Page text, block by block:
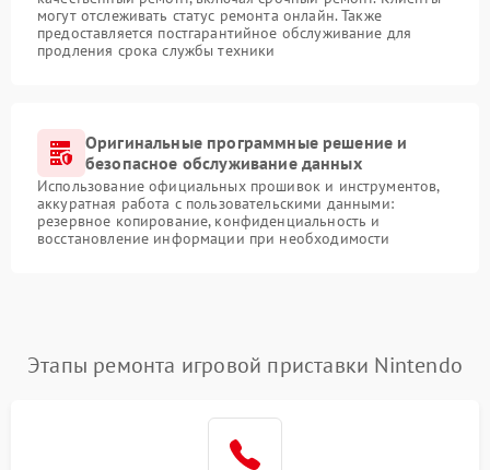
могут отслеживать статус ремонта онлайн. Также
предоставляется постгарантийное обслуживание для
продления срока службы техники
Оригинальные программные решение и
безопасное обслуживание данных
Использование официальных прошивок и инструментов,
аккуратная работа с пользовательскими данными:
резервное копирование, конфиденциальность и
восстановление информации при необходимости
Этапы ремонта игровой приставки Nintendo